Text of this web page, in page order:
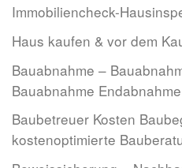
Immobiliencheck-
Haus kaufen & vor dem
Bauabnahme –
Bauabnahme
Baubetreuer Kosten
kostenoptimierte